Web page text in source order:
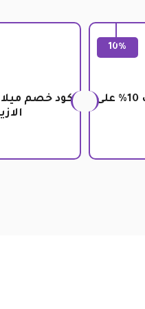
10%
كود خصم ميلانو للاحذية خصومات 10% على